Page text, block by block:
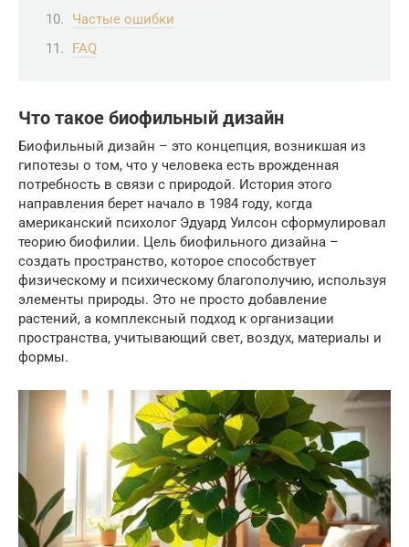
Частые ошибки
FAQ
Что такое биофильный дизайн
Биофильный дизайн – это концепция, возникшая из
гипотезы о том, что у человека есть врожденная
потребность в связи с природой. История этого
направления берет начало в 1984 году, когда
американский психолог Эдуард Уилсон сформулировал
теорию биофилии. Цель биофильного дизайна –
создать пространство, которое способствует
физическому и психическому благополучию, используя
элементы природы. Это не просто добавление
растений, а комплексный подход к организации
пространства, учитывающий свет, воздух, материалы и
формы.